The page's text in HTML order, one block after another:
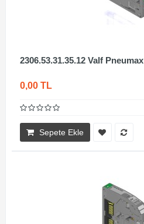
2306.53.31.35.12 Valf Pneumax
0,00 TL
Sepete Ekle